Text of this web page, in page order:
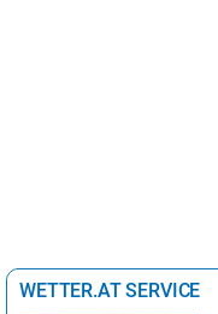
WETTER.AT SERVICE